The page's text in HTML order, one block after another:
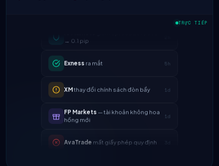
TRỰC TIẾP
Exnessra mắt
FP Markets — tài khoản không hoa
AvaTrade